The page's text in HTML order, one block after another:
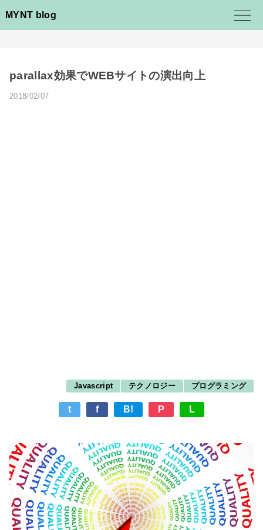
MYNT blog
parallax効果でWEBサイトの演出向上
2018/02/07
Javascript テクノロジー プログラミング
t f B! P L